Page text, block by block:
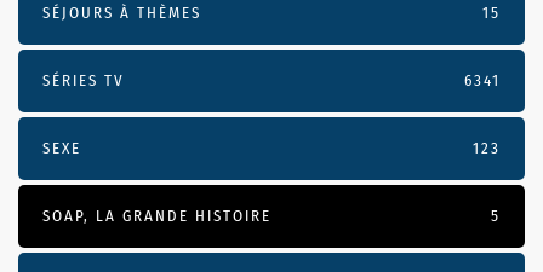
SÉJOURS À THÈMES 15
SÉRIES TV 6341
SEXE 123
SOAP, LA GRANDE HISTOIRE 5